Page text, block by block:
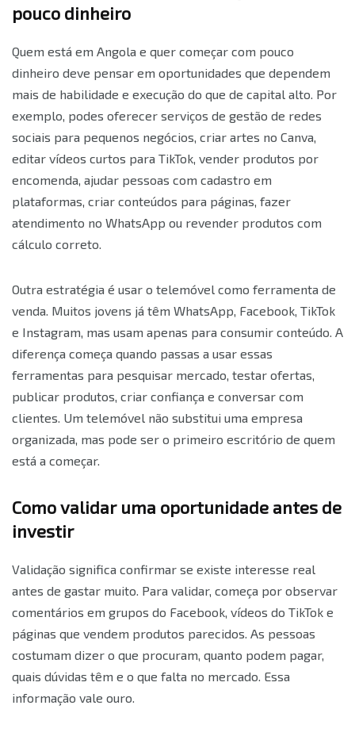
pouco dinheiro
Quem está em Angola e quer começar com pouco
dinheiro deve pensar em oportunidades que dependem
mais de habilidade e execução do que de capital alto. Por
exemplo, podes oferecer serviços de gestão de redes
sociais para pequenos negócios, criar artes no Canva,
editar vídeos curtos para TikTok, vender produtos por
encomenda, ajudar pessoas com cadastro em
plataformas, criar conteúdos para páginas, fazer
atendimento no WhatsApp ou revender produtos com
cálculo correto.
Outra estratégia é usar o telemóvel como ferramenta de
venda. Muitos jovens já têm WhatsApp, Facebook, TikTok
e Instagram, mas usam apenas para consumir conteúdo. A
diferença começa quando passas a usar essas
ferramentas para pesquisar mercado, testar ofertas,
publicar produtos, criar confiança e conversar com
clientes. Um telemóvel não substitui uma empresa
organizada, mas pode ser o primeiro escritório de quem
está a começar.
Como validar uma oportunidade antes de
investir
Validação significa confirmar se existe interesse real
antes de gastar muito. Para validar, começa por observar
comentários em grupos do Facebook, vídeos do TikTok e
páginas que vendem produtos parecidos. As pessoas
costumam dizer o que procuram, quanto podem pagar,
quais dúvidas têm e o que falta no mercado. Essa
informação vale ouro.